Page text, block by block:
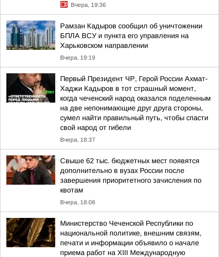
Вчера, 19:36
Рамзан Кадыров сообщил об уничтожении
БПЛА ВСУ и пункта его управления на
Харьковском направлении
Вчера, 19:19
Первый Президент ЧР, Герой России Ахмат-
Хаджи Кадыров в тот страшный момент,
когда чеченский народ оказался поделенным
на две непонимающие друг друга стороны,
сумел найти правильный путь, чтобы спасти
свой народ от гибели
Вчера, 18:37
Свыше 62 тыс. бюджетных мест появятся
дополнительно в вузах России после
завершения приоритетного зачисления по
квотам
Вчера, 18:08
Министерство Чеченской Республики по
национальной политике, внешним связям,
печати и информации объявило о начале
приема работ на XIII Международную